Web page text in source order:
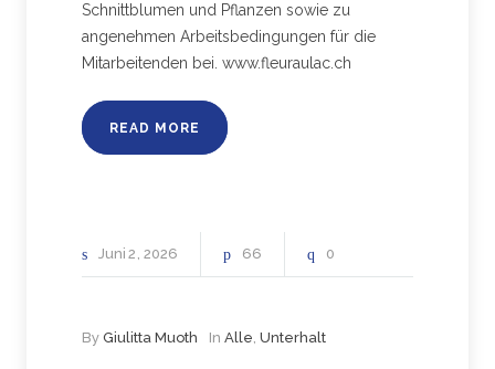
Schnittblumen und Pflanzen sowie zu
angenehmen Arbeitsbedingungen für die
Mitarbeitenden bei. www.fleuraulac.ch
READ MORE
Juni 2 2026 66 0
By Giulitta Muoth In Alle, Unterhalt